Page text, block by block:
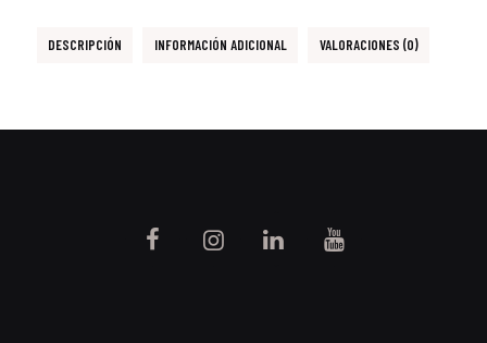
DESCRIPCIÓN INFORMACIÓN ADICIONAL VALORACIONES (0)